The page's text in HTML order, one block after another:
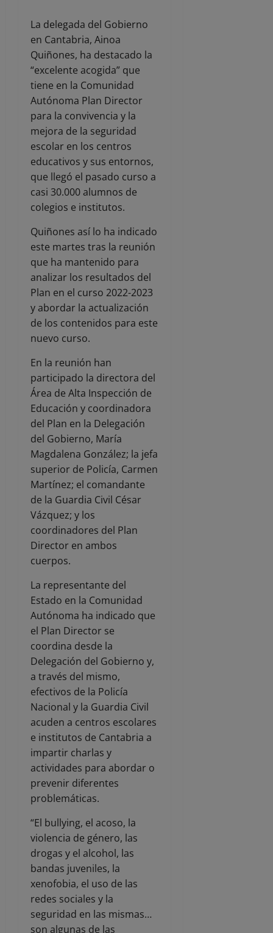
La delegada del Gobierno
en Cantabria, Ainoa
Quiñones, ha destacado la
“excelente acogida” que
tiene en la Comunidad
Autónoma Plan Director
para la convivencia y la
mejora de la seguridad
escolar en los centros
educativos y sus entornos,
que llegó el pasado curso a
casi 30.000 alumnos de
colegios e institutos.
Quiñones así lo ha indicado
este martes tras la reunión
que ha mantenido para
analizar los resultados del
Plan en el curso 2022-2023
y abordar la actualización
de los contenidos para este
nuevo curso.
En la reunión han
participado la directora del
Área de Alta Inspección de
Educación y coordinadora
del Plan en la Delegación
del Gobierno, María
Magdalena González; la jefa
superior de Policía, Carmen
Martínez; el comandante
de la Guardia Civil César
Vázquez; y los
coordinadores del Plan
Director en ambos
cuerpos.
La representante del
Estado en la Comunidad
Autónoma ha indicado que
el Plan Director se
coordina desde la
Delegación del Gobierno y,
a través del mismo,
efectivos de la Policía
Nacional y la Guardia Civil
acuden a centros escolares
e institutos de Cantabria a
impartir charlas y
actividades para abordar o
prevenir diferentes
problemáticas.
“El bullying, el acoso, la
violencia de género, las
drogas y el alcohol, las
bandas juveniles, la
xenofobia, el uso de las
redes sociales y la
seguridad en las mismas…
son algunas de las